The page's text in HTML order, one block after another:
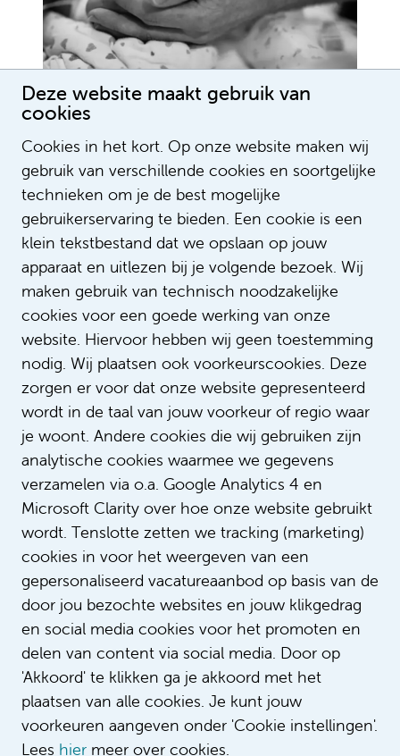
Deze website maakt gebruik van
cookies
Cookies in het kort. Op onze website maken wij
gebruik van verschillende cookies en soortgelijke
technieken om je de best mogelijke
gebruikerservaring te bieden. Een cookie is een
klein tekstbestand dat we opslaan op jouw
apparaat en uitlezen bij je volgende bezoek. Wij
maken gebruik van technisch noodzakelijke
cookies voor een goede werking van onze
website. Hiervoor hebben wij geen toestemming
nodig. Wij plaatsen ook voorkeurscookies. Deze
zorgen er voor dat onze website gepresenteerd
wordt in de taal van jouw voorkeur of regio waar
je woont. Andere cookies die wij gebruiken zijn
analytische cookies waarmee we gegevens
verzamelen via o.a. Google Analytics 4 en
Microsoft Clarity over hoe onze website gebruikt
wordt. Tenslotte zetten we tracking (marketing)
cookies in voor het weergeven van een
gepersonaliseerd vacatureaanbod op basis van de
door jou bezochte websites en jouw klikgedrag
en social media cookies voor het promoten en
delen van content via social media. Door op
'Akkoord' te klikken ga je akkoord met het
plaatsen van alle cookies. Je kunt jouw
voorkeuren aangeven onder 'Cookie instellingen'.
Lees hier meer over cookies.
Lees meer verhalen
Zonder Bibiche geen uitdaging